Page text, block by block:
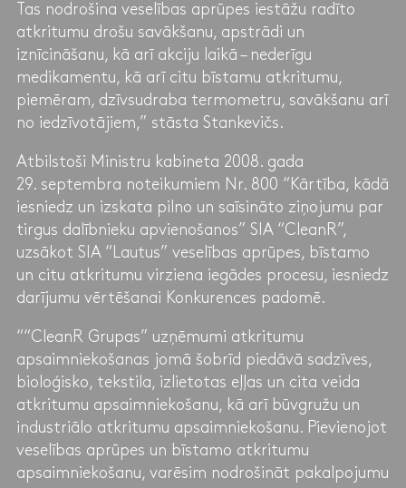
Tas nodrošina veselības aprūpes iestāžu radīto
atkritumu drošu savākšanu, apstrādi un
iznīcināšanu, kā arī akciju laikā – nederīgu
medikamentu, kā arī citu bīstamu atkritumu,
piemēram, dzīvsudraba termometru, savākšanu arī
no iedzīvotājiem,” stāsta Stankevičs.
Atbilstoši Ministru kabineta 2008. gada
29. septembra noteikumiem Nr. 800 “Kārtība, kādā
iesniedz un izskata pilno un saīsināto ziņojumu par
tirgus dalībnieku apvienošanos” SIA “CleanR”,
uzsākot SIA “Lautus” veselības aprūpes, bīstamo
un citu atkritumu virziena iegādes procesu, iesniedz
darījumu vērtēšanai Konkurences padomē.
““CleanR Grupas” uzņēmumi atkritumu
apsaimniekošanas jomā šobrīd piedāvā sadzīves,
bioloģisko, tekstila, izlietotas eļļas un cita veida
atkritumu apsaimniekošanu, kā arī būvgružu un
industriālo atkritumu apsaimniekošanu. Pievienojot
veselības aprūpes un bīstamo atkritumu
apsaimniekošanu, varēsim nodrošināt pakalpojumu